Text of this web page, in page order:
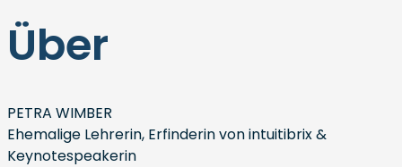
Über
PETRA WIMBER
Ehemalige Lehrerin, Erfinderin von intuitibrix &
Keynotespeakerin